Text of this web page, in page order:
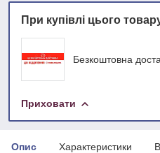
При купівлі цього
Безкоштовна
Приховати
Опис Характеристики